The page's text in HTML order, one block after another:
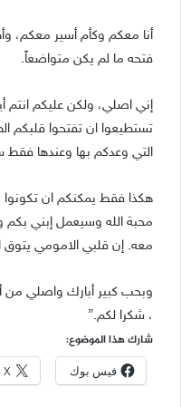
أنا معكم وكأم أسير معكم،
فتحه ما لم يكن متواضعاً.
إني اصلي، ولكن عليكم انتم
تستطيعوا ان تفتحوا قلبكم
التي وعدكم بها وعندها فقط
هكذا فقط يمكنكم ان
محبة الله وسيعمل إبني بكم
معه. إن قلبي الامومي يتوق
وبحب كبير أبارك واصلي من
، شكرا لكم.”
شارك هذا الموضوع:
فيس بوك X